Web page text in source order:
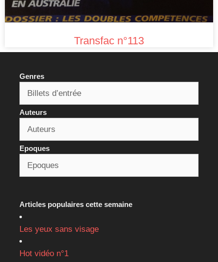
Transfac n°113
Genres
Auteurs
Epoques
Articles populaires cette semaine
Les yeux sans visage
Hot vidéo n°1